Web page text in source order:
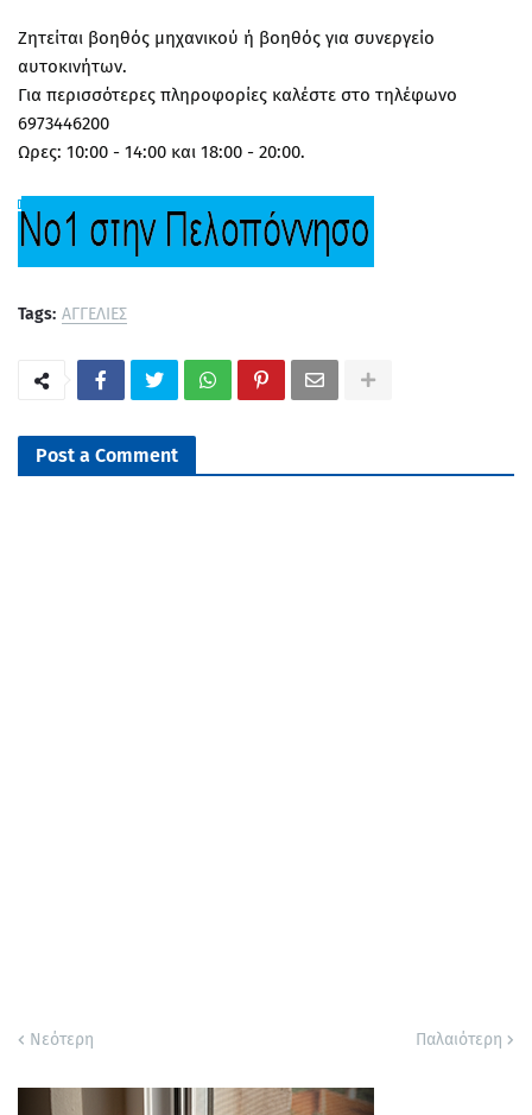
Ζητείται βοηθός μηχανικού ή βοηθός για συνεργείο
αυτοκινήτων.
Για περισσότερες πληροφορίες καλέστε στο τηλέφωνο
6973446200
Ωρες: 10:00 - 14:00 και 18:00 - 20:00.
Tags: ΑΓΓΕΛΙΕΣ
Post a Comment
Νεότερη Παλαιότερη